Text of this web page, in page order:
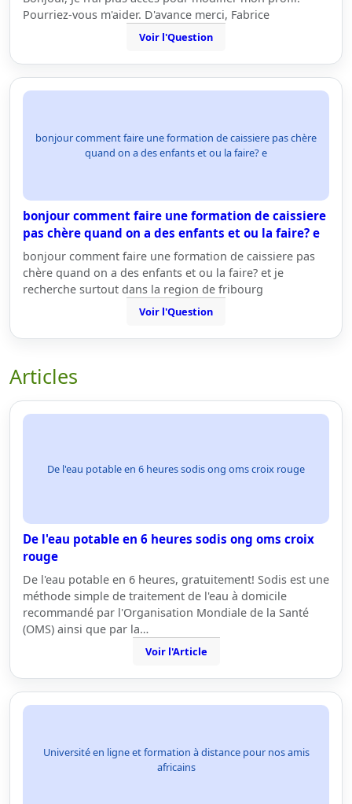
Pourriez-vous m'aider. D'avance merci, Fabrice
Voir l'Question
bonjour comment faire une formation de caissiere pas chère
quand on a des enfants et ou la faire? e
bonjour comment faire une formation de caissiere
pas chère quand on a des enfants et ou la faire? e
bonjour comment faire une formation de caissiere pas
chère quand on a des enfants et ou la faire? et je
recherche surtout dans la region de fribourg
Voir l'Question
Articles
De l'eau potable en 6 heures sodis ong oms croix rouge
De l'eau potable en 6 heures sodis ong oms croix
rouge
De l'eau potable en 6 heures, gratuitement! Sodis est une
méthode simple de traitement de l'eau à domicile
recommandé par l'Organisation Mondiale de la Santé
(OMS) ainsi que par la…
Voir l'Article
Université en ligne et formation à distance pour nos amis
africains